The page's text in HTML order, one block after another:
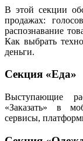
В этой секции
продажах:
распознавание
Как выбрать
деньги.
Секция «Еда»
Выступающие
«Заказать» в
сервисы,